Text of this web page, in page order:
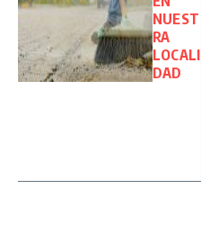
NUEST
RA
LOCALI
DAD